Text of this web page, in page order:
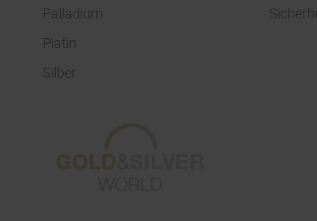
Palladium
Platin
Silber